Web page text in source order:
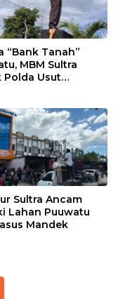
“Bank Tanah”
MBM Sultra
Polda Usut
Sultra Ancam
Lahan Puuwatu
Mandek